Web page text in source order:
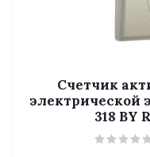
Счетчик
электрической
318 BY